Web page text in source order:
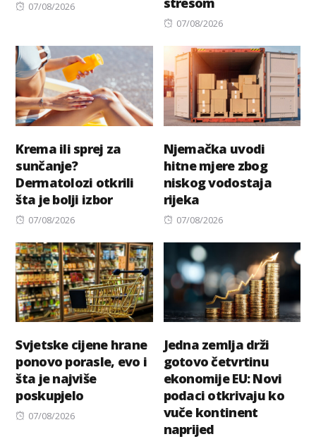
Posted
07/08/2026
Posted
07/08/2026
Krema ili sprej za
sunčanje?
Dermatolozi otkrili
šta je bolji izbor
Posted
07/08/2026
Njemačka uvodi
hitne mjere zbog
niskog vodostaja
rijeka
Posted
07/08/2026
Svjetske cijene hrane
ponovo porasle, evo i
šta je najviše
poskupjelo
Posted
07/08/2026
Jedna zemlja drži
gotovo četvrtinu
ekonomije EU: Novi
podaci otkrivaju ko
vuče kontinent
naprijed